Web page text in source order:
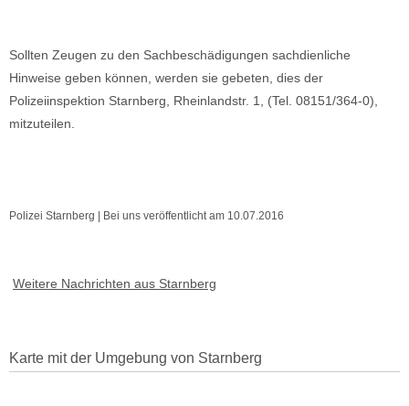
Sollten Zeugen zu den Sachbeschädigungen sachdienliche
Hinweise geben können, werden sie gebeten, dies der
Polizeiinspektion Starnberg, Rheinlandstr. 1, (Tel. 08151/364-0),
mitzuteilen.
Polizei Starnberg | Bei uns veröffentlicht am 10.07.2016
Weitere Nachrichten aus Starnberg
Karte mit der Umgebung von Starnberg